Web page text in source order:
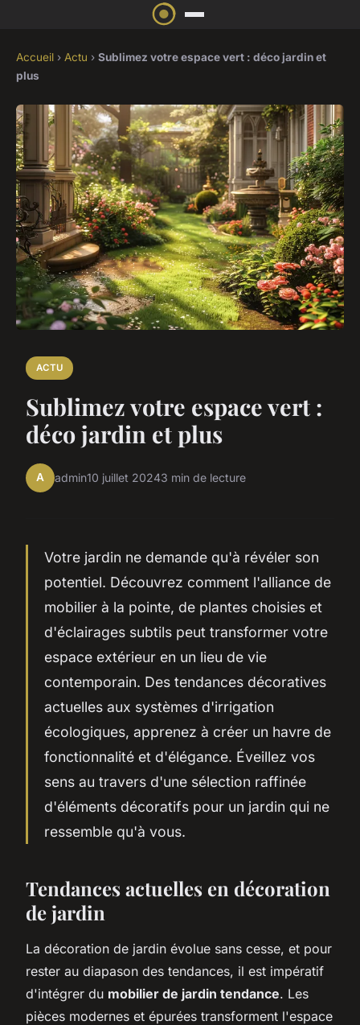
Accueil › Actu › Sublimez votre espace vert : déco jardin et
plus
ACTU
Sublimez votre espace vert :
déco jardin et plus
A admin10 juillet 20243 min de lecture
Votre jardin ne demande qu'à révéler son
potentiel. Découvrez comment l'alliance de
mobilier à la pointe, de plantes choisies et
d'éclairages subtils peut transformer votre
espace extérieur en un lieu de vie
contemporain. Des tendances décoratives
actuelles aux systèmes d'irrigation
écologiques, apprenez à créer un havre de
fonctionnalité et d'élégance. Éveillez vos
sens au travers d'une sélection raffinée
d'éléments décoratifs pour un jardin qui ne
ressemble qu'à vous.
Tendances actuelles en décoration
de jardin
La décoration de jardin évolue sans cesse, et pour
rester au diapason des tendances, il est impératif
d'intégrer du mobilier de jardin tendance. Les
pièces modernes et épurées transforment l'espace